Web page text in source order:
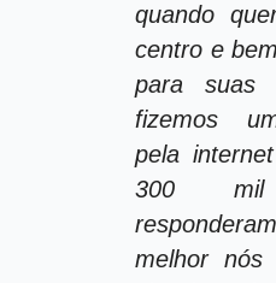
quando
centro e
para suas
fizemos
pela
300 mil
melhor nós